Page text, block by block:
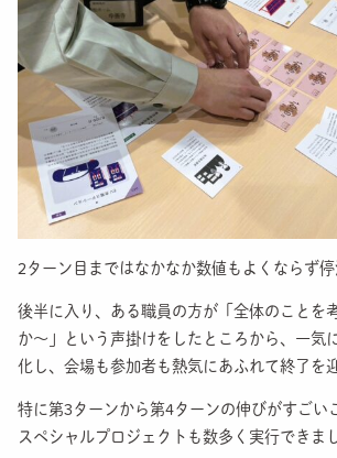
2ターン目まではなかなか数値もよくならず停
後半に入り、ある職員の方が「全体のことを
か～」という声掛けをしたところから、一気
化し、会場も参加者も熱気にあふれて終了を
特に第3ターンから第4ターンの伸びがすごい
スペシャルプロジェクトも数多く実行できま